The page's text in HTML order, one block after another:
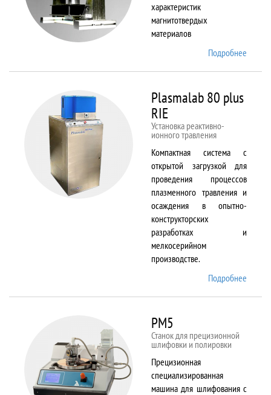
характеристик
магнитотвердых
материалов
Подробнее
Plasmalab 80 plus
RIE
Установка реактивно-
ионного травления
Компактная система с
открытой загрузкой для
проведения процессов
плазменного травления и
осаждения в опытно-
конструкторских
разработках и
мелкосерийном
производстве.
Подробнее
PM5
Станок для прецизионной
шлифовки и полировки
Прецизионная
специализированная
машина для шлифования с